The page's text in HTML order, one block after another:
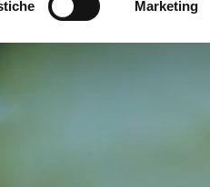
Marketing